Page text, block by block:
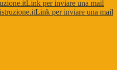
Link per inviare una mail
Link per inviare una mail